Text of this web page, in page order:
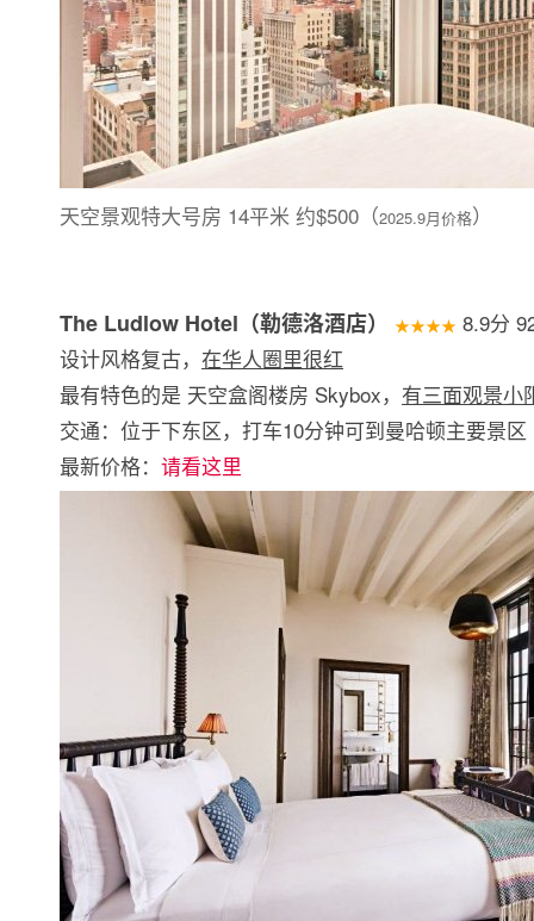
天空景观特大号房 14平米 约$500（2025.9月价格）
The Ludlow Hotel（勒德洛酒店） ★★★★ 8.9分
设计风格复古， 在华人圈里很红
最有特色的是 天空盒阁楼房 Skybox， 有三面观景小
交通：位于下东区，打车10分钟可到曼哈顿主要景区
最新价格： 请看这里